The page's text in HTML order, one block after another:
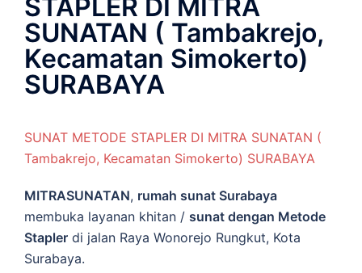
STAPLER DI MITRA
SUNATAN ( Tambakrejo,
Kecamatan Simokerto)
SURABAYA
SUNAT METODE STAPLER DI MITRA SUNATAN (
Tambakrejo, Kecamatan Simokerto) SURABAYA
MITRASUNATAN, rumah sunat Surabaya
membuka layanan khitan / sunat dengan Metode
Stapler di jalan Raya Wonorejo Rungkut, Kota
Surabaya.